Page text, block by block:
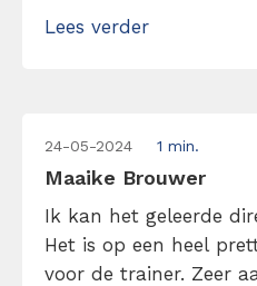
Lees verder
24-05-2024 1 min.
Maaike Brouwer
Ik kan het geleerde
Het is op een heel
voor de trainer. Zeer